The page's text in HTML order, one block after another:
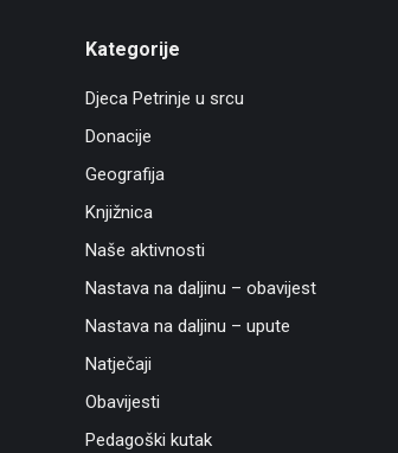
Kategorije
Djeca Petrinje u srcu
Donacije
Geografija
Knjižnica
Naše aktivnosti
Nastava na daljinu – obavijest
Nastava na daljinu – upute
Natječaji
Obavijesti
Pedagoški kutak